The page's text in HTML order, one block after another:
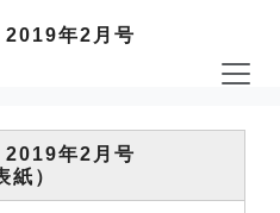
年2月号
年2月号
紙）